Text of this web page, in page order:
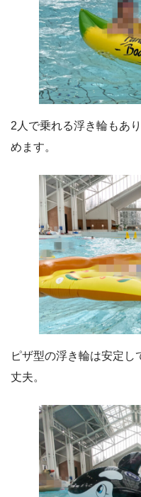
2人で乗れる浮き輪もあ
めます。
ピザ型の浮き輪は安定
丈夫。